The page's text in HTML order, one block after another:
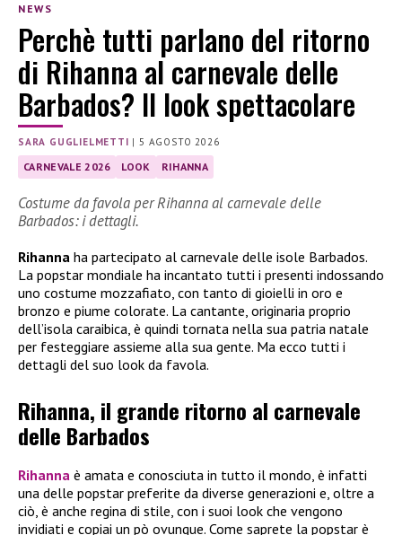
NEWS
Perchè tutti parlano del ritorno
di Rihanna al carnevale delle
Barbados? Il look spettacolare
SARA GUGLIELMETTI |5 AGOSTO 2026
CARNEVALE 2026 LOOK RIHANNA
Costume da favola per Rihanna al carnevale delle
Barbados: i dettagli.
Rihanna ha partecipato al carnevale delle isole Barbados.
La popstar mondiale ha incantato tutti i presenti indossando
uno costume mozzafiato, con tanto di gioielli in oro e
bronzo e piume colorate. La cantante, originaria proprio
dell’isola caraibica, è quindi tornata nella sua patria natale
per festeggiare assieme alla sua gente. Ma ecco tutti i
dettagli del suo look da favola.
Rihanna, il grande ritorno al carnevale
delle Barbados
Rihanna è amata e conosciuta in tutto il mondo, è infatti
una delle popstar preferite da diverse generazioni e, oltre a
ciò, è anche regina di stile, con i suoi look che vengono
invidiati e copiai un pò ovunque. Come saprete la popstar è